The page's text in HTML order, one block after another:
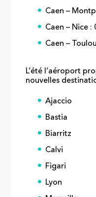
Caen –
Caen – Nice :
Caen –
L’été l’aéroport
nouvelles
Ajaccio
Bastia
Biarritz
Calvi
Figari
Lyon